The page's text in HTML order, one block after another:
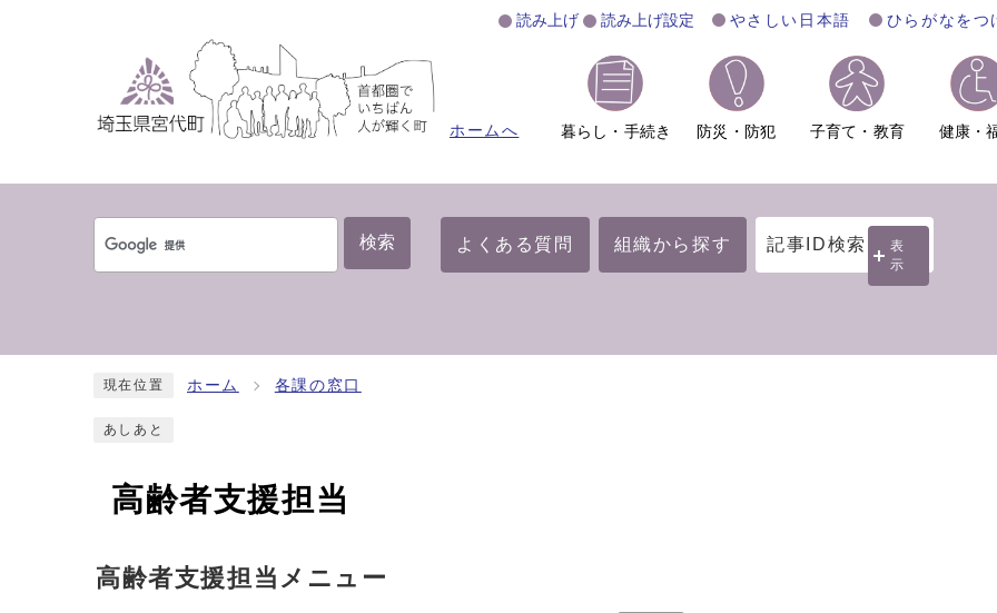
読み上げ 読み上げ設定 やさしい日本語 ひらがなをつ
ホームへ 暮らし・手続き 防災・防犯 子育て・教育 健康・
検索 よくある質問 組織から探す 記事ID検索
表
示
現在位置 ホーム 各課の窓口
あしあと
高齢者支援担当
高齢者支援担当メニュー